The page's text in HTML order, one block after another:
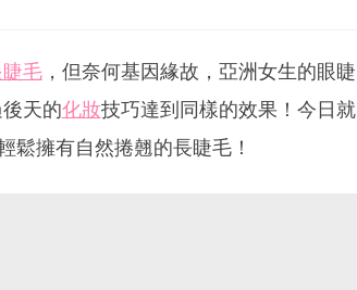
毛，但奈何基因緣故，亞洲女生的眼睫
天的化妝技巧達到同樣的效果！今日就
鬆擁有自然捲翹的長睫毛！